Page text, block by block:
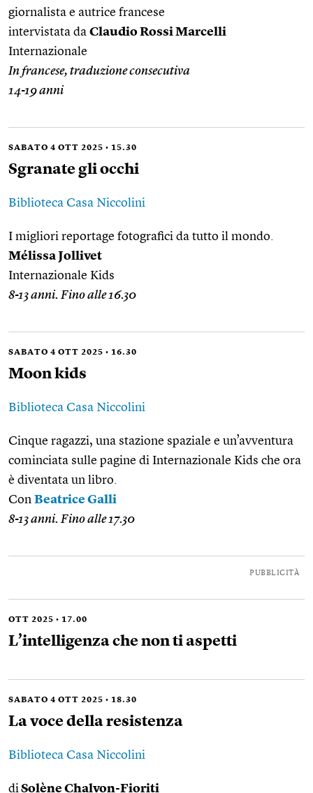
giornalista e autrice francese
intervistata da Claudio Rossi Marcelli
Internazionale
In francese, traduzione consecutiva
14-19 anni
SABATO 4 OTT 2025 • 15.30
Sgranate gli occhi
Biblioteca Casa Niccolini
I migliori reportage fotografici da tutto il mondo.
Mélissa Jollivet
Internazionale Kids
8-13 anni. Fino alle 16.30
SABATO 4 OTT 2025 • 16.30
Moon kids
Biblioteca Casa Niccolini
Cinque ragazzi, una stazione spaziale e un’avventura
cominciata sulle pagine di Internazionale Kids che ora
è diventata un libro.
Con Beatrice Galli
8-13 anni. Fino alle 17.30
PUBBLICITÀ
OTT 2025 • 17.00
L’intelligenza che non ti aspetti
SABATO 4 OTT 2025 • 18.30
La voce della resistenza
Biblioteca Casa Niccolini
diSolène Chalvon-Fioriti